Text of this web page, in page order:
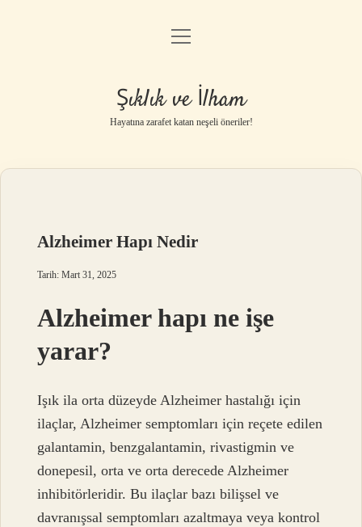
Anasayfa
Gizlilik Politikası
Yasal Uyarı
menüyü
Şıklık ve İlham
Hayatına zarafet katan neşeli öneriler!
Alzheimer Hapı Nedir
Tarih: Mart 31, 2025
Alzheimer hapı ne işe
yarar?
Işık ila orta düzeyde Alzheimer hastalığı için
ilaçlar, Alzheimer semptomları için reçete edilen
galantamin, benzgalantamin, rivastigmin ve
donepesil, orta ve orta derecede Alzheimer
inhibitörleridir. Bu ilaçlar bazı bilişsel ve
davranışsal semptomları azaltmaya veya kontrol